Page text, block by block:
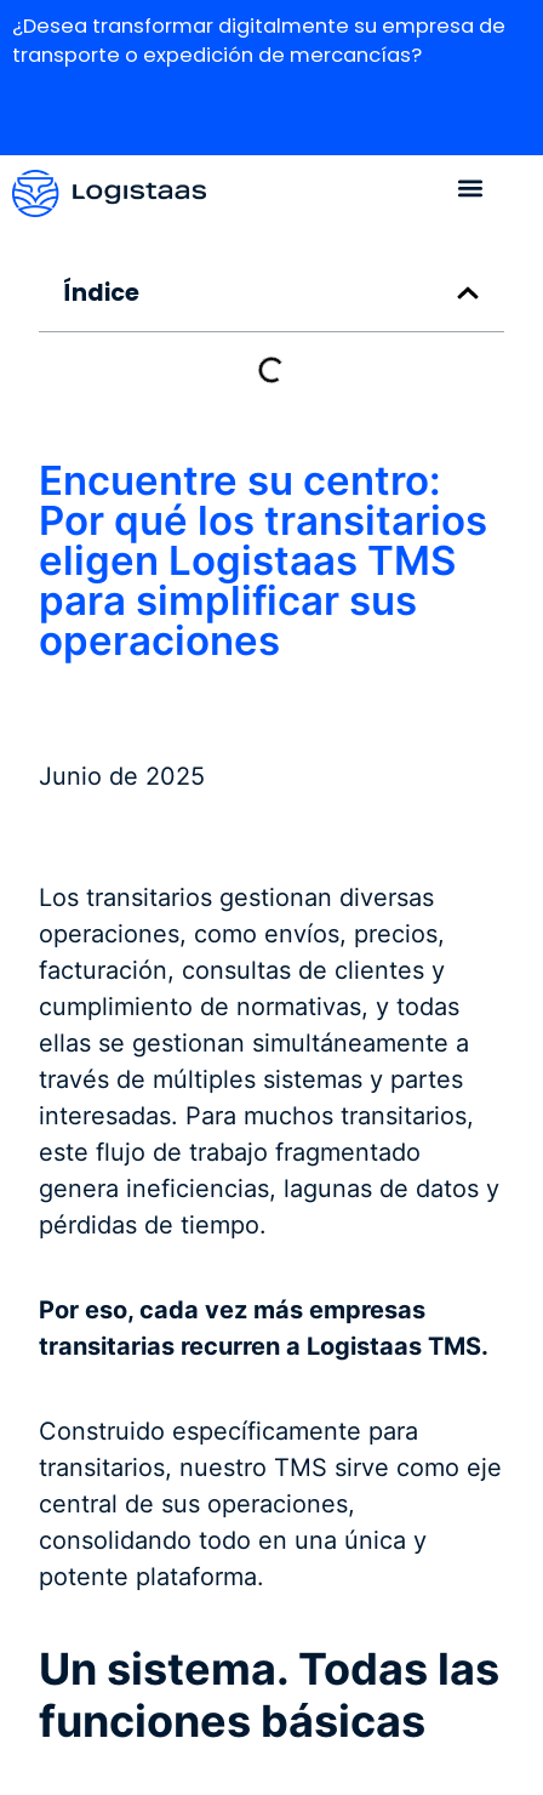
¿Desea transformar digitalmente su empresa de
transporte o expedición de mercancías?
Índice
Encuentre su centro:
Por qué los transitarios
eligen Logistaas TMS
para simplificar sus
operaciones
Junio de 2025
Los transitarios gestionan diversas
operaciones, como envíos, precios,
facturación, consultas de clientes y
cumplimiento de normativas, y todas
ellas se gestionan simultáneamente a
través de múltiples sistemas y partes
interesadas. Para muchos transitarios,
este flujo de trabajo fragmentado
genera ineficiencias, lagunas de datos y
pérdidas de tiempo.
Por eso, cada vez más empresas
transitarias recurren a Logistaas TMS.
Construido específicamente para
transitarios, nuestro TMS sirve como eje
central de sus operaciones,
consolidando todo en una única y
potente plataforma.
Un sistema. Todas las
funciones básicas